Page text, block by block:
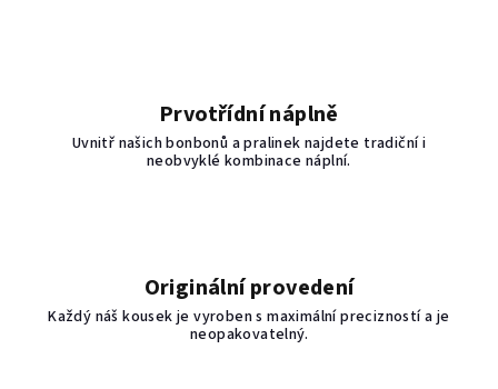
Prvotřídní náplně
Uvnitř našich bonbonů a pralinek najdete tradiční i
neobvyklé kombinace náplní.
Originální provedení
Každý náš kousek je vyroben s maximální precizností a je
neopakovatelný.